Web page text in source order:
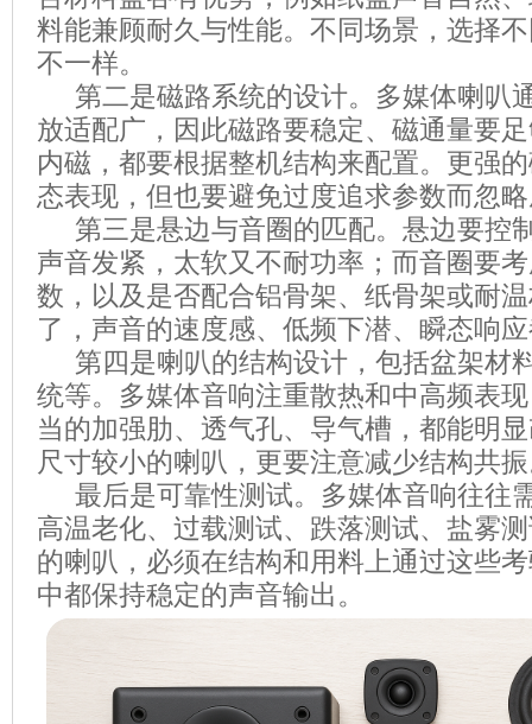
料能兼顾耐久与性能。不同场景，选择
不一样。
第二是磁路系统的设计。多媒体喇叭
放适配广，因此磁路要稳定、磁通量要
内磁，都要根据整机结构来配置。更强
态表现，但也要避免过度追求参数而忽
第三是悬边与音圈的匹配。悬边要控
声音发紧，太软又不耐功率；而音圈要
数，以及是否配合铝骨架、纸骨架或耐
了，声音的速度感、低频下潜、瞬态响
第四是喇叭的结构设计，包括盆架材
统等。多媒体音响注重散热和中高频表
当的加强肋、透气孔、导气槽，都能明
尺寸较小的喇叭，更要注意减少结构共
最后是可靠性测试。多媒体音响往往
高温老化、过载测试、跌落测试、盐雾
的喇叭，必须在结构和用料上通过这些
中都保持稳定的声音输出。